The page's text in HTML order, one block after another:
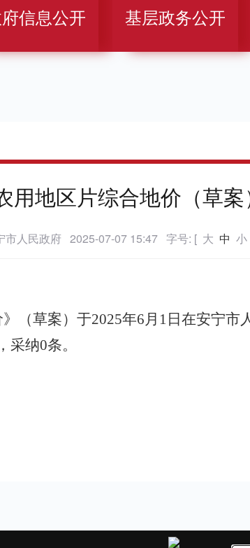
信息公开 基层政务公开
用地区片综合地价（草
市人民政府 2025-07-07 15:47 字号: [ 大 中 小
（草案）于2025年6月 1 日在安宁市
采纳0条。